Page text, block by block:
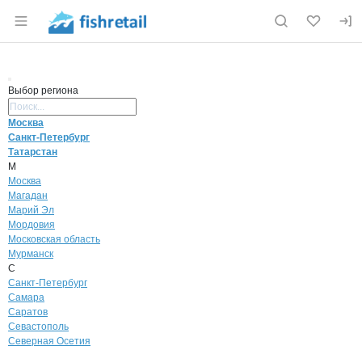
Раздел навигации по сайту fishretail.ru
Выбор региона
Москва
Санкт-Петербург
Татарстан
М
Москва
Магадан
Марий Эл
Мордовия
Московская область
Мурманск
С
Санкт-Петербург
Самара
Саратов
Севастополь
Северная Осетия